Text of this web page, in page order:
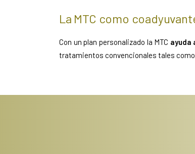
La MTC como
Con un plan personalizado la MTC ayuda
tratamientos convencionales tales